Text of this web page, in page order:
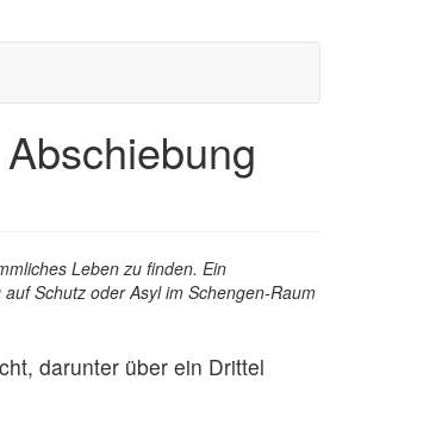
Leben zu finden. Ein
Schutz oder Asyl im Schengen-Raum
darunter über ein Drittel